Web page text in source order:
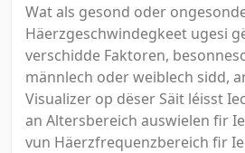
Wat als gesond oder
Häerzgeschwindegkeet ugesi
verschidde Faktoren,
männlech oder weiblech sidd,
Visualizer op dëser Säit léisst
an Altersbereich auswielen fir
vun Häerzfrequenzbereich fir